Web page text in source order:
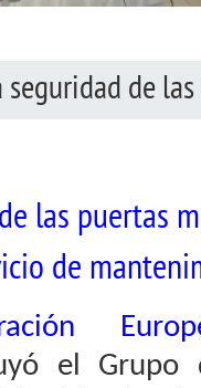
de
las puertas
de
el Grupo